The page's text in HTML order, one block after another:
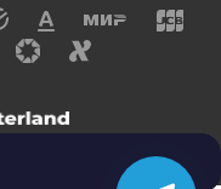
×
в